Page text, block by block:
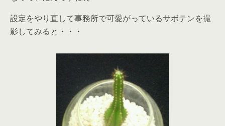
設定をやり直して事務所で可愛がっているサボテンを撮
影してみると・・・